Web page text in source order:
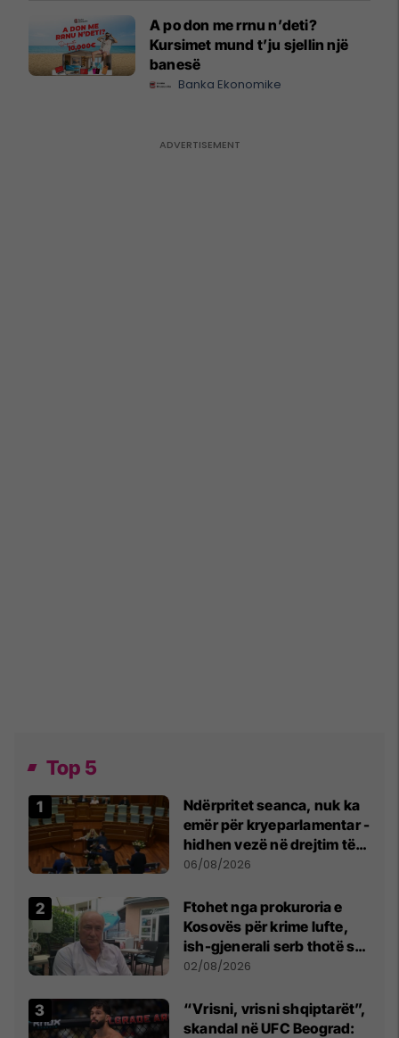
A po don me rrnu n’deti?
Kursimet mund t’ju sjellin një
banesë
Banka Ekonomike
Top 5
Ndërpritet seanca, nuk ka
emër për kryeparlamentar -
hidhen vezë në drejtim të
Kurtit
06/08/2026
Ftohet nga prokuroria e
Kosovës për krime lufte,
ish-gjenerali serb thotë se
dikush e tradhtoi në
02/08/2026
“Vrisni, vrisni shqiptarët”,
skandal në UFC Beograd: